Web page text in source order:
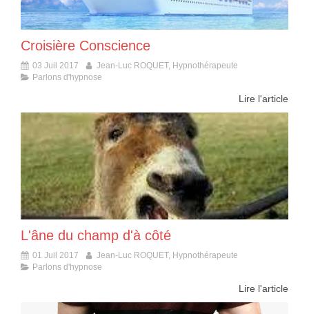
Croisière Conscience
03 Juil 2017
Jean-Luc ROQUET, Hypnothérapeute
Parlons d'hypnose
Lire l'article
L'âne du champ d'à côté
01 Juil 2017
Jean-Luc ROQUET, Hypnothérapeute
Parlons d'hypnose
Lire l'article